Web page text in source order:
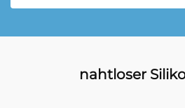
nahtloser